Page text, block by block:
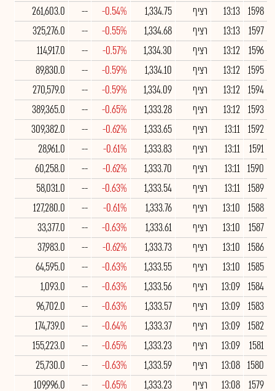
1598
13:13 רציף 1,334.75
-0.54%
--
261,603.0
1597
13:13 רציף 1,334.68
-0.55%
--
325,276.0
1596
13:12 רציף 1,334.30
-0.57%
--
114,917.0
1595
13:12 רציף 1,334.10
-0.59%
--
89,830.0
1594
13:12 רציף 1,334.09
-0.59%
--
270,579.0
1593
13:12 רציף 1,333.28
-0.65%
--
389,365.0
1592
13:11 רציף 1,333.65
-0.62%
--
309,382.0
1591
13:11 רציף 1,333.83
-0.61%
--
28,961.0
1590
13:11 רציף 1,333.70
-0.62%
--
60,258.0
1589
13:11 רציף 1,333.54
-0.63%
--
58,031.0
1588
13:10 רציף 1,333.76
-0.61%
--
127,280.0
1587
13:10 רציף 1,333.61
-0.63%
--
33,377.0
1586
13:10 רציף 1,333.73
-0.62%
--
37,983.0
1585
13:10 רציף 1,333.55
-0.63%
--
64,595.0
1584
13:09 רציף 1,333.56
-0.63%
--
1,093.0
1583
13:09 רציף 1,333.57
-0.63%
--
96,702.0
1582
13:09 רציף 1,333.37
-0.64%
--
174,739.0
1581
13:09 רציף 1,333.23
-0.65%
--
155,223.0
1580
13:08 רציף 1,333.59
-0.63%
--
25,730.0
1579
13:08 רציף 1,333.23
-0.65%
--
109,996.0